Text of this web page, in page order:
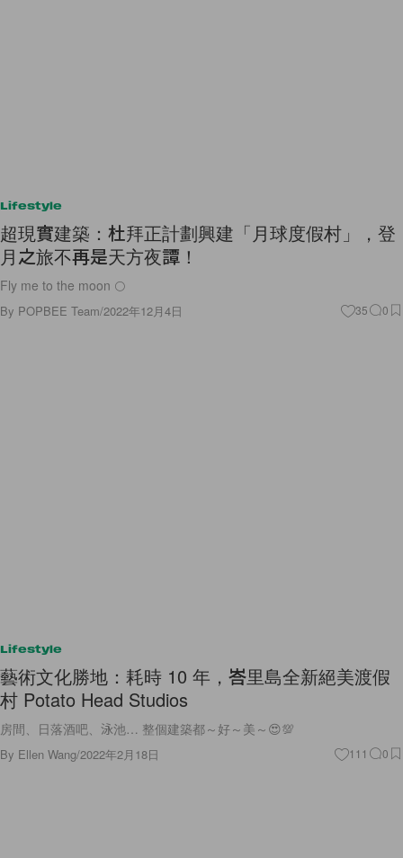
Lifestyle
超現實建築：杜拜正計劃興建「月球度假村」，登
月之旅不再是天方夜譚！
Fly me to the moon 🌕
By POPBEE Team/2022年12月4日 35 0
Lifestyle
藝術文化勝地：耗時 10 年，峇里島全新絕美渡假
村 Potato Head Studios
房間、日落酒吧、泳池… 整個建築都～好～美～😍💯
By Ellen Wang/2022年2月18日 111 0